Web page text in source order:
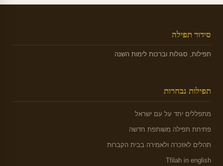
סידור תפילה
תפילות, סגולות וברכות לימות השנה
תפילות נבחרות
מתפללים יחד על עם ישראל
פתיחת תפילה משותפת חדשה
תהלים לאזכרה ולאמירה בבית הקברות
Tfilah in english